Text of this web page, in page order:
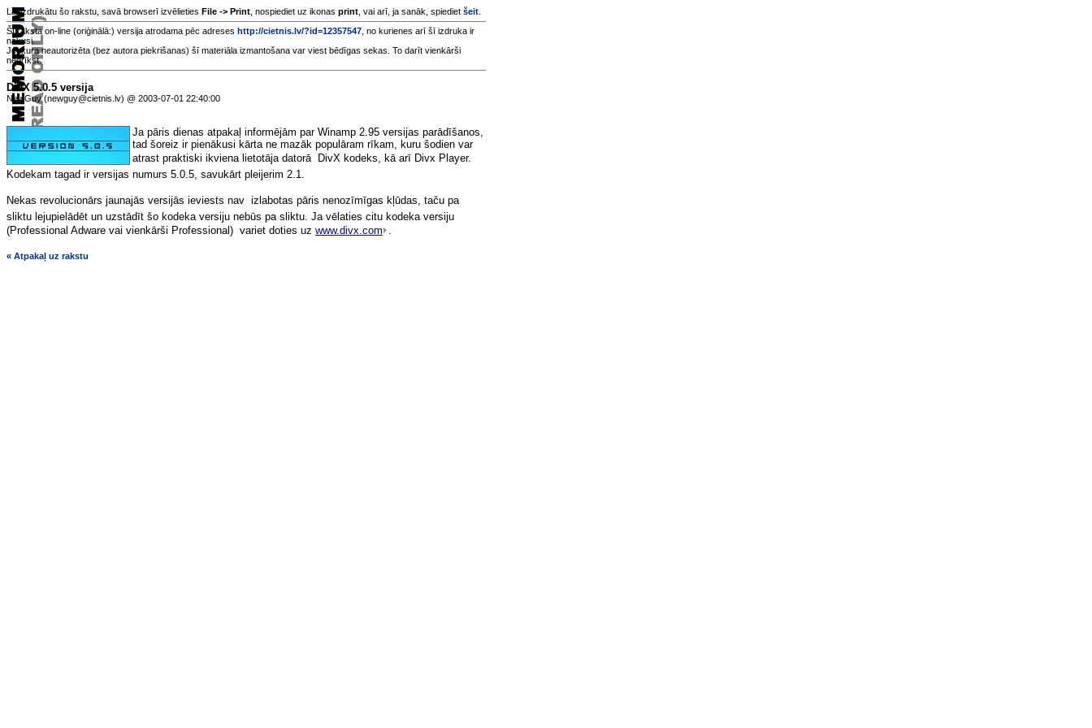
Lai izdrukātu šo rakstu, savā browserī izvēlieties File -> Print , nospiediet uz ikonas print , vai arī, ja sanāk, spiediet šeit
Šī raksta on-line (oriģinālā:) versija atrodama pēc adreses http://cietnis.lv/?id=12357547 , no kurienes arī šī izdruka ir
nākusi.
Jebkura neautorizēta (bez autora piekrišanas) šī materiāla izmantošana var viest bēdīgas sekas. To darīt vienkārši
nedrīkst.
DivX 5.0.5 versija
NewGuy (newguy@cietnis.lv) @ 2003-07-01 22:40:00
Ja pāris dienas atpakaļ informējām par Winamp 2.95 versijas parādīšanos,
tad šoreiz ir pienākusi kārta ne mazāk populāram rīkam, kuru šodien var
atrast praktiski ikviena lietotāja datorā  DivX kodeks, kā arī Divx Player.
Kodekam tagad ir versijas numurs 5.0.5, savukārt pleijerim 2.1.
Nekas revolucionārs jaunajās versijās ieviests nav  izlabotas pāris nenozīmīgas kļūdas, taču pa
sliktu lejupielādēt un uzstādīt šo kodeka versiju nebūs pa sliktu. Ja vēlaties citu kodeka versiju
(Professional Adware vai vienkārši Professional)  variet doties uz www.divx.com .
« Atpakaļ uz rakstu